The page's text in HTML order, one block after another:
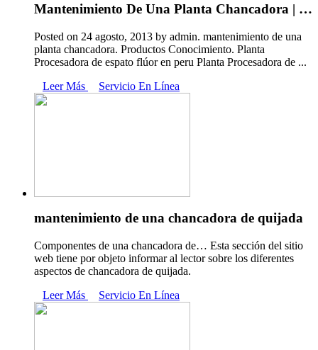
Mantenimiento De Una Planta Chancadora | …
Posted on 24 agosto, 2013 by admin. mantenimiento de una
planta chancadora. Productos Conocimiento. Planta
Procesadora de espato flúor en peru Planta Procesadora de ...
Leer Más
Servicio En Línea
mantenimiento de una chancadora de quijada
Componentes de una chancadora de… Esta sección del sitio
web tiene por objeto informar al lector sobre los diferentes
aspectos de chancadora de quijada.
Leer Más
Servicio En Línea